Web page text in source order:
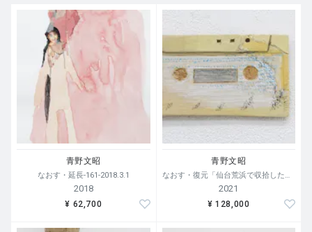
青野文昭
なおす・延長-161-2018.3.1
2018
¥ 62,700
青野文昭
2021
¥ 128,000